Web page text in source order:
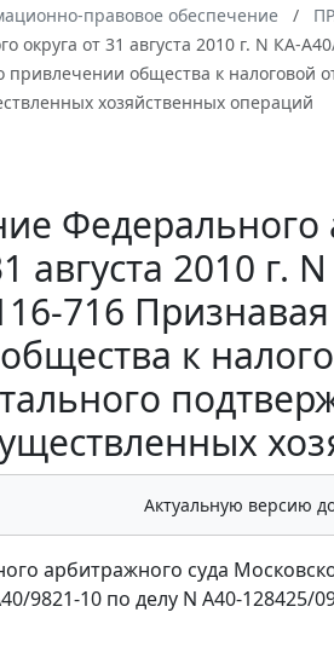
правовое обеспечение
округа от 31 августа 2010 г. N КА-
общества к налоговой
хозяйственных операций
Федерального
августа 2010 г.
716
к
Актуальную версию
арбитражного суда
9821-10 по делу N А40-128425/